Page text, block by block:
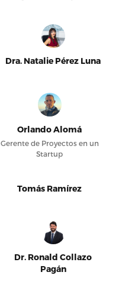
Dra. Natalie Pérez Luna
Orlando Alomá
Gerente de Proyectos en un
Startup
Tomás Ramírez
Dr. Ronald Collazo
Pagán